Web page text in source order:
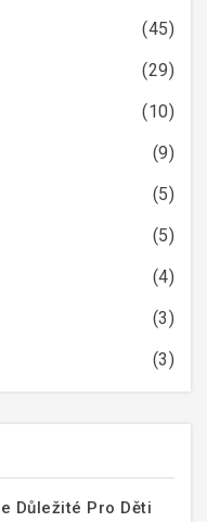
(45)
(29)
(10)
(9)
(5)
(5)
(4)
(3)
(3)
Důležité Pro Děti